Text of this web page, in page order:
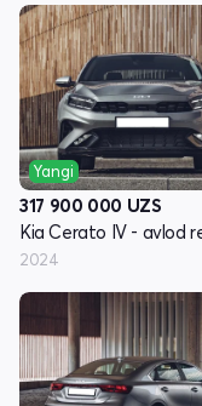
Yangi
317 900 000 UZS
2024